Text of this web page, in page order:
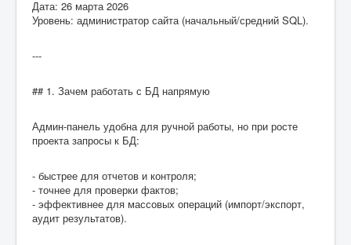
Дата: 26 марта 2026
Уровень: администратор сайта (начальный/средний SQL).
---
## 1. Зачем работать с БД напрямую
Админ-панель удобна для ручной работы, но при росте
проекта запросы к БД:
- быстрее для отчетов и контроля;
- точнее для проверки фактов;
- эффективнее для массовых операций (импорт/экспорт,
аудит результатов).